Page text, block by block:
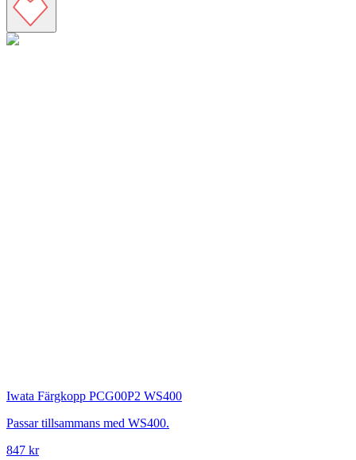
Iwata Färgkopp PCG00P2 WS400
Passar tillsammans med WS400.
847 kr